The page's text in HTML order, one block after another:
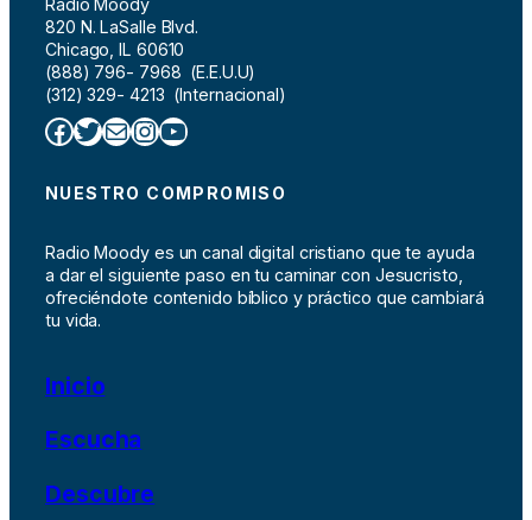
820 N. LaSalle Blvd.
Chicago, IL 60610
(888) 796- 7968 (E.E.U.U)
(312) 329- 4213 (Internacional)
Facebook Twitter Correo electrónico InstagramYouTube
NUESTRO COMPROMISO
Radio Moody es un canal digital cristiano que te ayuda
a dar el siguiente paso en tu caminar con Jesucristo,
ofreciéndote contenido bíblico y práctico que cambiará
tu vida.
Inicio
Escucha
Descubre